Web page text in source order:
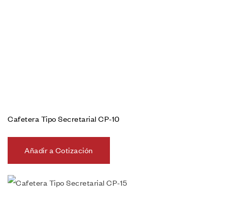
Cafetera Tipo Secretarial CP-10
Añadir a Cotización